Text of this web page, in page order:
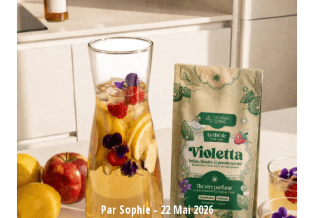
Par Sophie -22 Mai 2026